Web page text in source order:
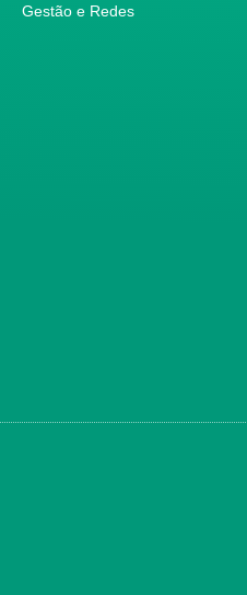
Gestão e Redes